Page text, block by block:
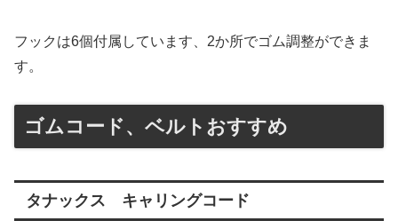
フックは6個付属しています、2か所でゴム調整ができま
す。
ゴムコード、ベルトおすすめ
タナックス キャリングコード